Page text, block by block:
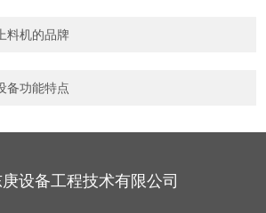
料机的品牌
备功能特点
设备工程技术有限公司